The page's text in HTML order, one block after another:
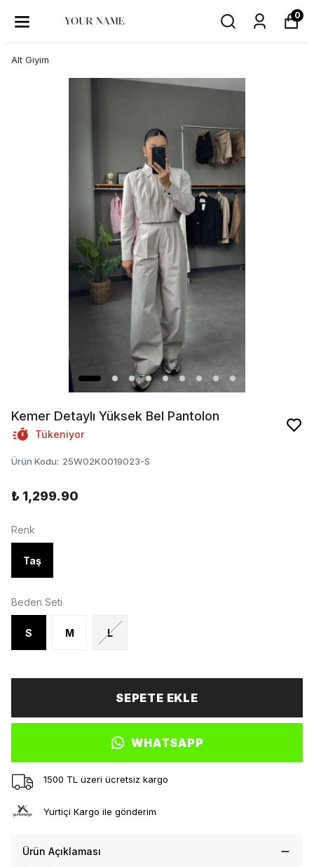
0
Alt Giyim
Kemer Detaylı Yüksek Bel Pantolon
Tükeniyor
Ürün Kodu: 25W02K0019023-S
₺ 1,299.90
Renk
Taş
Beden Seti
S M L
SEPETE EKLE
WHATSAPP
1500 TL üzeri ücretsiz kargo
Yurtiçi Kargo ile gönderim
Ürün Açıklaması